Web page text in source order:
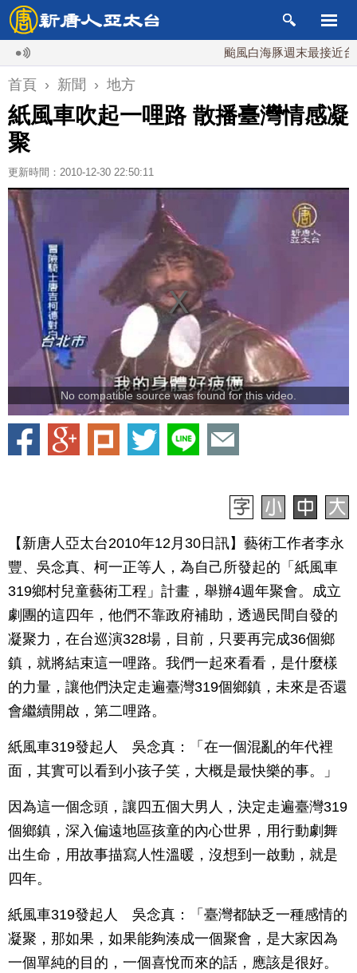
颱風白海豚週末最接近台灣 最
首頁 › 新聞 › 地方
紙風車吹起一哩路 散播臺灣情感凝
聚
更新時間：2010-12-30 22:50:11
No compatible source was found for this video.
【新唐人亞太台2010年12月30日訊】藝術工作者李永
豐、吳念真、柯一正等人，為自己所發起的「紙風車
319鄉村兒童藝術工程」計畫，舉辦4週年聚會。成立
劇團的這四年，他們不靠政府補助，透過民間自發的
凝聚力，在台巡演328場，目前，只要再完成36個鄉
鎮，就將結束這一哩路。我們一起來看看，是什麼樣
的力量，讓他們決定走遍臺灣319個鄉鎮，未來是否還
會繼續開啟，第二哩路。
紙風車319發起人 吳念真：「在一個混亂的年代裡
面，其實可以看到小孩子笑，大概是最快樂的事。」
因為這一個念頭，讓四五個大男人，決定走遍臺灣319
個鄉鎮，深入偏遠地區孩童的內心世界，用行動劇舞
出生命，用故事描寫人性溫暖，沒想到一啟動，就是
四年。
紙風車319發起人 吳念真：「臺灣都缺乏一種感情的
凝聚，那如果，如果能夠湊成一個聚會，是大家因為
一個單純的目的，一個喜悅而來的話，應該是很好。